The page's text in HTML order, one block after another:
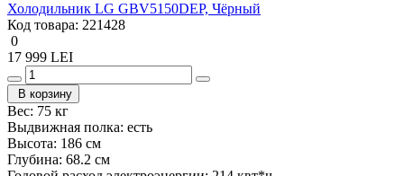
Холодильник LG GBV5150DEP, Чёрный
Код товара: 221428
0
17 999 LEI
В корзину
Вес: 75 кг
Выдвижная полка: есть
Высота: 186 см
Глубина: 68.2 см